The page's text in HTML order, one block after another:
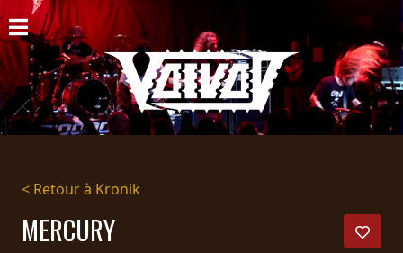
ACCUEIL
NOUVELLES
CONCERTS
DISCOGRAPHIE
GALERIE
< Retour à Kronik
MERCURY